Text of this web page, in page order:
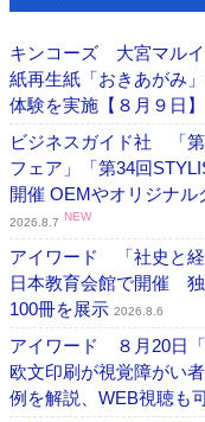
キンコーズ 大宮マル
紙再生紙「おきあがみ
体験を実施【８月９日】
ビジネスガイド社 「
フェア」「第34回
開催 OEMやオリジナル
2026.8.7 NEW
アイワード 「社史と経
日本教育会館で開催
100冊を展示 2026.8.6
アイワード ８月20日
欧文印刷が視覚障がい
例を解説、WEB視聴も